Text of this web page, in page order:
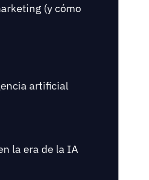
(y cómo
artificial
la era de la IA